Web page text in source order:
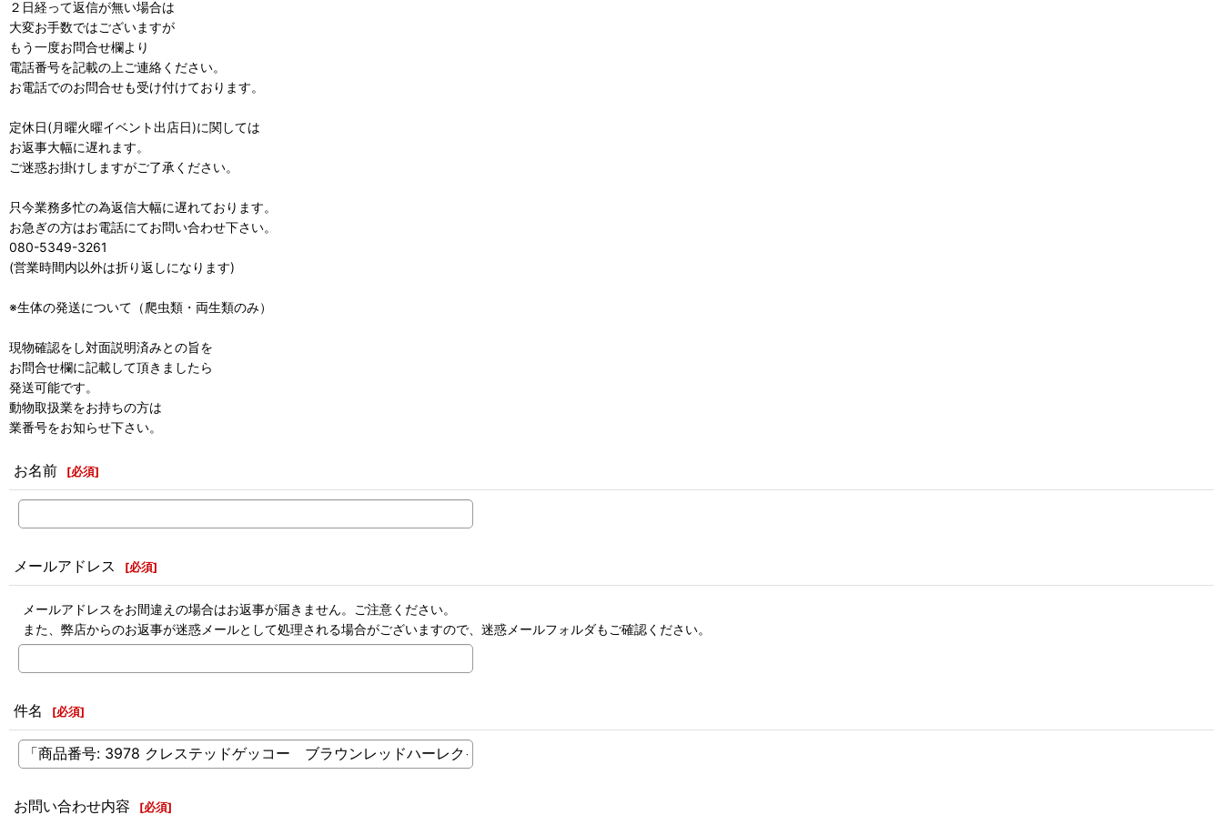
２日経って返信が無い場合は
大変お手数ではございますが
もう一度お問合せ欄より
電話番号を記載の上ご連絡ください。
お電話でのお問合せも受け付けております。
定休日(月曜火曜イベント出店日)に関しては
お返事大幅に遅れます。
ご迷惑お掛けしますがご了承ください。
只今業務多忙の為返信大幅に遅れております。
お急ぎの方はお電話にてお問い合わせ下さい。
080-5349-3261
(営業時間内以外は折り返しになります)
※生体の発送について（爬虫類・両生類のみ）
現物確認をし対面説明済みとの旨を
お問合せ欄に記載して頂きましたら
発送可能です。
動物取扱業をお持ちの方は
業番号をお知らせ下さい。
お名前 [必須]
メールアドレス [必須]
メールアドレスをお間違えの場合はお返事が届きません。ご注意ください。
また、弊店からのお返事が迷惑メールとして処理される場合がございますので、迷惑メールフォルダもご確認ください。
件名 [必須]
お問い合わせ内容 [必須]